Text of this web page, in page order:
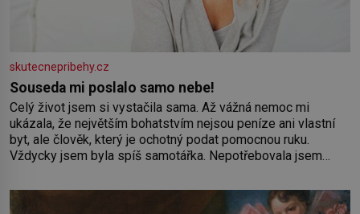
skutecnepribehy.cz
Souseda mi poslalo samo nebe!
Celý život jsem si vystačila sama. Až vážná nemoc mi
ukázala, že největším bohatstvím nejsou peníze ani vlastní
byt, ale člověk, který je ochotný podat pomocnou ruku.
Vždycky jsem byla spíš samotářka. Nepotřebovala jsem
práce a hlavně klid. Hned po studiích jsem odešla z rodného